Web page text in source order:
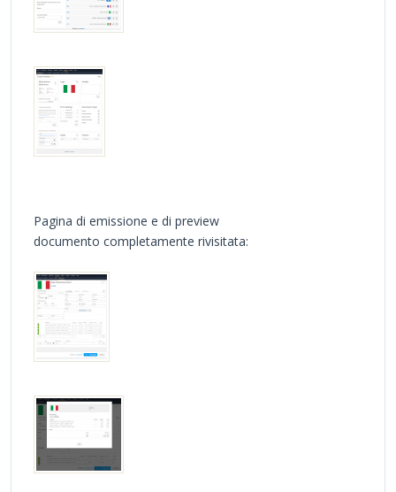
Pagina di emissione e di preview
documento completamente rivisitata: